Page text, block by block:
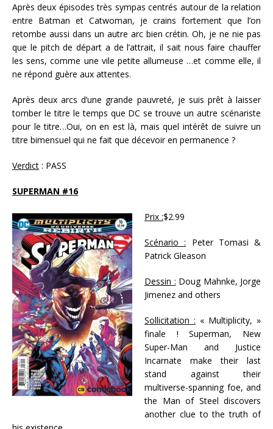
Après deux épisodes très sympas centrés autour de la relation
entre Batman et Catwoman, je crains fortement que l’on
retombe aussi dans un autre arc bien crétin. Oh, je ne nie pas
que le pitch de départ a de l’attrait, il sait nous faire chauffer
les sens, comme une vile petite allumeuse …et comme elle, il
ne répond guère aux attentes.
Après deux arcs d’une grande pauvreté, je suis prêt à laisser
tomber le titre le temps que DC se trouve un autre scénariste
pour le titre…Oui, on en est là, mais quel intérêt de suivre un
titre bimensuel qui ne fait que décevoir en permanence ?
Verdict : PASS
SUPERMAN #16
Prix :$2.99
Scénario : Peter Tomasi &
Patrick Gleason
Dessin : Doug Mahnke, Jorge
Jimenez and others
Sollicitation : « Multiplicity, »
finale ! Superman, New
Super-Man and Justice
Incarnate make their last
stand against their
multiverse-spanning foe, and
the Man of Steel discovers
another clue to the truth of